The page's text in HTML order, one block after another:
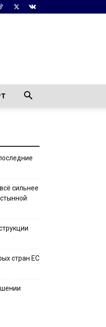
сильнее
стран ЕС